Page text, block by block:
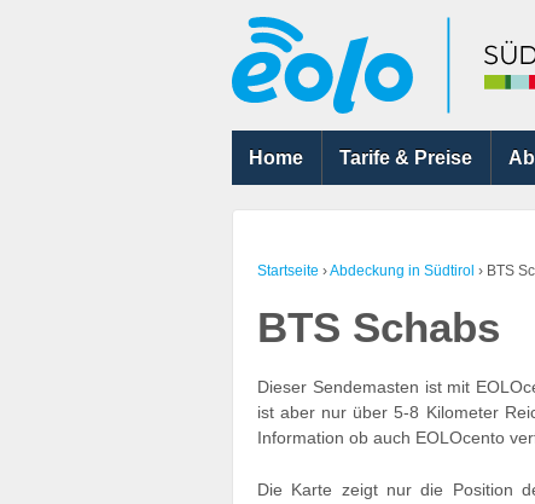
Home Tarife & Preise
Startseite ›Abdeckung in Südtirol › BTS
BTS Schabs
Dieser Sendemasten ist mit
ist aber nur über 5-8 Kilometer
Information ob auch EOLOcento
Die Karte zeigt nur die Position